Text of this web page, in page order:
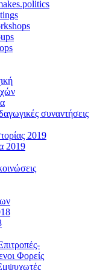
συναντήσεις
2019
2019
Φορείς